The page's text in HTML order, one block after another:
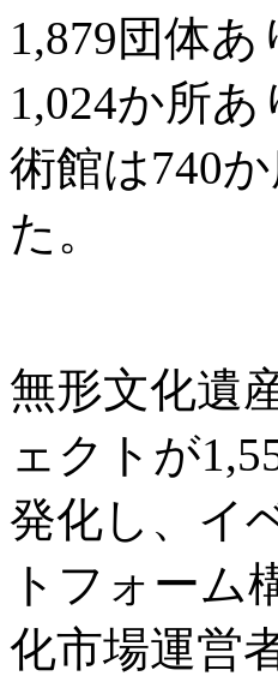
1,879団体
1,024か所
術館は740
た。
無形文化遺
ェクトが
発化し、イ
トフォーム
化市場運営